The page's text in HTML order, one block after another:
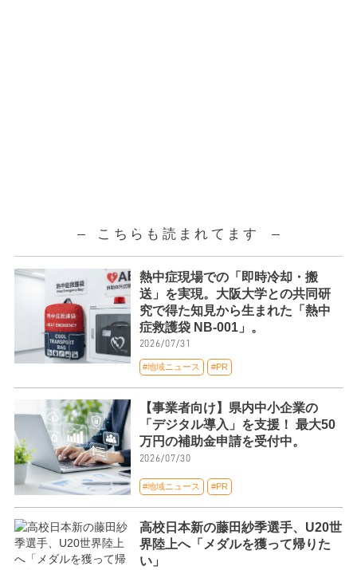
こちらも読まれてます
熱中症現場での「即時冷却・搬
送」を実現。大阪大学との共同研
究で得た知見から生まれた「熱中
症救護袋 NB-001」。
2026/07/31
#地域ニュース #PR
【事業者向け】県内中小企業の
「デジタル導入」を支援！ 最大50
万円の補助金申請を受付中。
2026/07/30
#地域ニュース #PR
高校日本新の藤田紗季選手、U20世
界陸上へ「メダルを獲って帰りた
い」